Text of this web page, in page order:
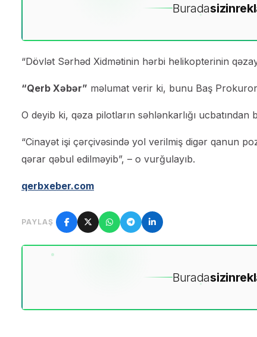
Buradasizin
“Dövlət Sərhəd Xidmətinin hərbi helikopterinin
“Qerb Xəbər” məlumat verir ki, bunu Baş
O deyib ki, qəza pilotların səhlənkarlığı ucbatından
“Cinayət işi çərçivəsində yol verilmiş digər qanun
qərar qəbul edilməyib”, – o vurğulayıb.
qerbxeber.com
PAYLAŞ
Buradasizin